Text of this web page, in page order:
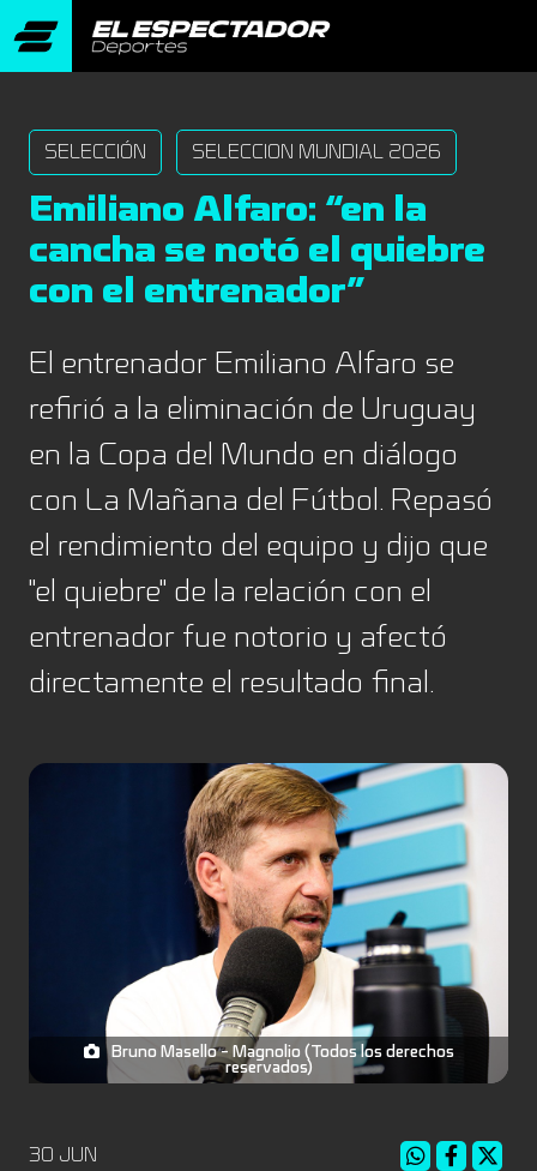
SELECCIÓN SELECCION MUNDIAL 2026
Emiliano Alfaro: “en la
cancha se notó el quiebre
con el entrenador”
El entrenador Emiliano Alfaro se
refirió a la eliminación de Uruguay
en la Copa del Mundo en diálogo
con La Mañana del Fútbol. Repasó
el rendimiento del equipo y dijo que
"el quiebre" de la relación con el
entrenador fue notorio y afectó
directamente el resultado final.
Bruno Masello - Magnolio (Todos los derechos
reservados)
30 JUN